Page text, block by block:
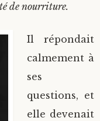
de nourriture.
Il répondait
calmement à
ses
questions, et
elle devenait